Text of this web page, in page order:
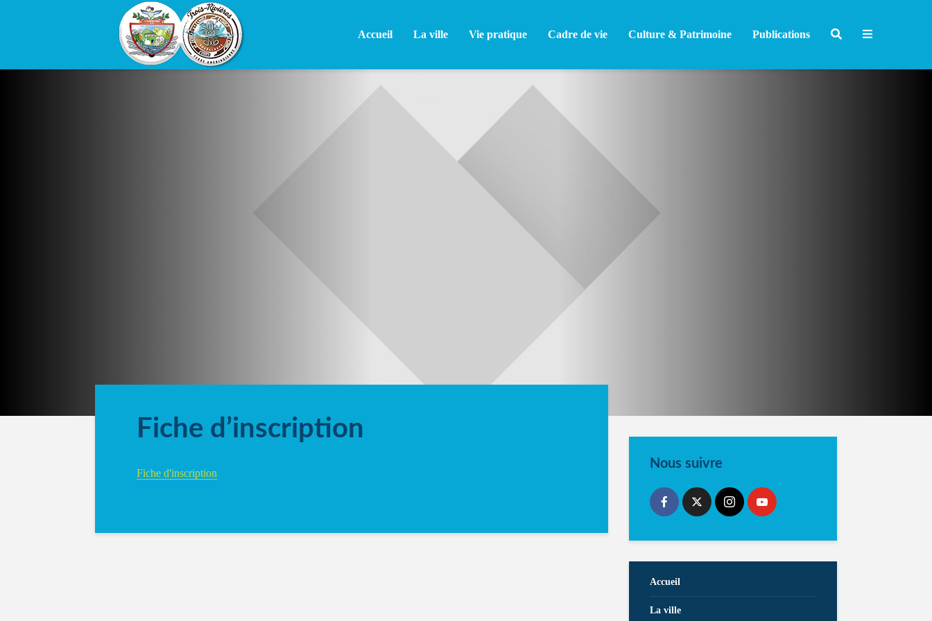
Accueil La ville Vie pratique Cadre de vie Culture & Patrimoine Publications
Fiche d’inscription
Fiche d'inscription
Nous suivre
Accueil
La ville